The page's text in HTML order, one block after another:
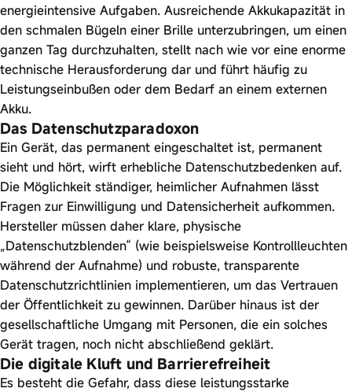
energieintensive Aufgaben. Ausreichende Akkukapazität in
den schmalen Bügeln einer Brille unterzubringen, um einen
ganzen Tag durchzuhalten, stellt nach wie vor eine enorme
technische Herausforderung dar und führt häufig zu
Leistungseinbußen oder dem Bedarf an einem externen
Akku.
Das Datenschutzparadoxon
Ein Gerät, das permanent eingeschaltet ist, permanent
sieht und hört, wirft erhebliche Datenschutzbedenken auf.
Die Möglichkeit ständiger, heimlicher Aufnahmen lässt
Fragen zur Einwilligung und Datensicherheit aufkommen.
Hersteller müssen daher klare, physische
„Datenschutzblenden“ (wie beispielsweise Kontrollleuchten
während der Aufnahme) und robuste, transparente
Datenschutzrichtlinien implementieren, um das Vertrauen
der Öffentlichkeit zu gewinnen. Darüber hinaus ist der
gesellschaftliche Umgang mit Personen, die ein solches
Gerät tragen, noch nicht abschließend geklärt.
Die digitale Kluft und Barrierefreiheit
Es besteht die Gefahr, dass diese leistungsstarke